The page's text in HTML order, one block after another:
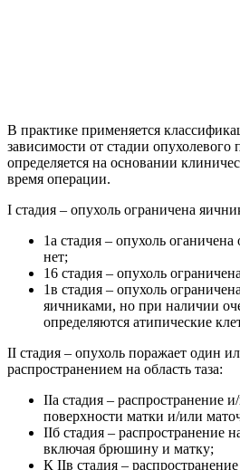
В практике применяется
зависимости от стадии опухолевого
определяется на основании
время операции.
I стадия – опухоль ограничена
1а стадия – опухоль
нет;
16 стадия – опухоль
1в стадия – опухоль
яичниками, но при наличии
определяются атипические
II стадия – опухоль поражает один
распространением на область таза:
IIа стадия – распространение
поверхности матки и/или
IIб стадия – распространение
включая брюшину и матку;
К IIв стадия –